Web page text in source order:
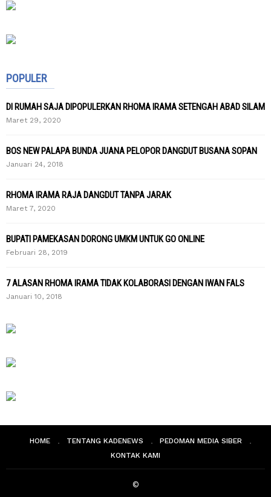
POPULER
DI RUMAH SAJA DIPOPULERKAN RHOMA IRAMA SETENGAH ABAD SILAM
Maret 29, 2020
BOS NEW PALAPA BUNDA JUANA PELOPOR DANGDUT BUSANA SOPAN
Januari 24, 2018
RHOMA IRAMA RAJA DANGDUT TANPA JARAK
Maret 7, 2020
BUPATI PAMEKASAN DORONG UMKM UNTUK GO ONLINE
Februari 28, 2019
7 ALASAN RHOMA IRAMA TIDAK KOLABORASI DENGAN IWAN FALS
Januari 10, 2018
HOME TENTANG KADENEWS
PEDOMAN MEDIA SIBER
KONTAK KAMI
©